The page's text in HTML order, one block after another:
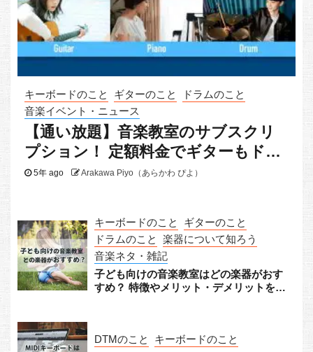
キーボードのこと ギターのこと
ドラムのこと
音楽イベント・ニュース
【通い放題】音楽教室のサブスクリ
プション！ 定額料金でギターもドラ
ムもピアノも
5年 ago Arakawa Piyo（あらかわ ぴよ）
キーボードのこと
ギターのこと
ドラムのこと
楽器について知ろう
音楽ネタ・雑記
子ども向けの音楽教室はどの楽器がおす
すめ？ 特徴やメリット・デメリットをチ
DTMのこと
キーボードのこと